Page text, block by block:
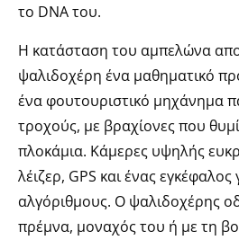
το DNA του.
Η κατάσταση του αμπελώνα
ψαλιδοχέρη ένα μαθηματικό
ένα φουτουριστικό μηχάνημα
τροχούς, με βραχίονες που
πλοκάμια. Κάμερες υψηλής
λέιζερ, GPS και ένας εγκέφαλος
αλγόριθμους. Ο ψαλιδοχέρης
πρέμνα, μοναχός του ή με τη